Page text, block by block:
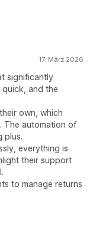
17. März 2026
significantly
and the
own, which
The automation of
plus.
everything is
their support
to manage returns